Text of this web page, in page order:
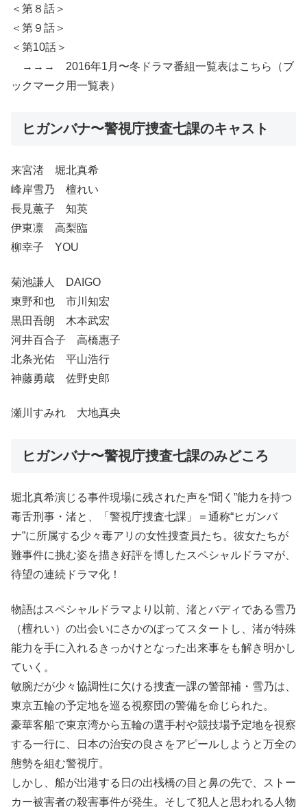
＜第８話＞
＜第９話＞
＜第10話＞
→→→ 2016年1月〜冬ドラマ番組一覧表はこちら（ブ
ックマーク用一覧表）
ヒガンバナ〜警視庁捜査七課のキャスト
来宮渚 堀北真希
峰岸雪乃 檀れい
長見薫子 知英
伊東凛 高梨臨
柳幸子 YOU
菊池謙人 DAIGO
東野和也 市川知宏
黒田吾朗 木本武宏
河井百合子 高橋惠子
北条光佑 平山浩行
神藤勇蔵 佐野史郎
瀬川すみれ 大地真央
ヒガンバナ〜警視庁捜査七課のみどころ
堀北真希演じる事件現場に残された声を“聞く”能力を持つ
毒舌刑事・渚と、「警視庁捜査七課」＝通称“ヒガンバ
ナ”に所属する少々毒アリの女性捜査員たち。彼女たちが
難事件に挑む姿を描き好評を博したスペシャルドラマが、
待望の連続ドラマ化！
物語はスペシャルドラマより以前、渚とバディである雪乃
（檀れい）の出会いにさかのぼってスタートし、渚が特殊
能力を手に入れるきっかけとなった出来事をも解き明かし
ていく。
敏腕だが少々協調性に欠ける捜査一課の警部補・雪乃は、
東京五輪の予定地を巡る視察団の警備を命じられた。
豪華客船で東京湾から五輪の選手村や競技場予定地を視察
する一行に、日本の治安の良さをアピールしようと万全の
態勢を組む警視庁。
しかし、船が出港する日の出桟橋の目と鼻の先で、ストー
カー被害者の殺害事件が発生。そして犯人と思われる人物